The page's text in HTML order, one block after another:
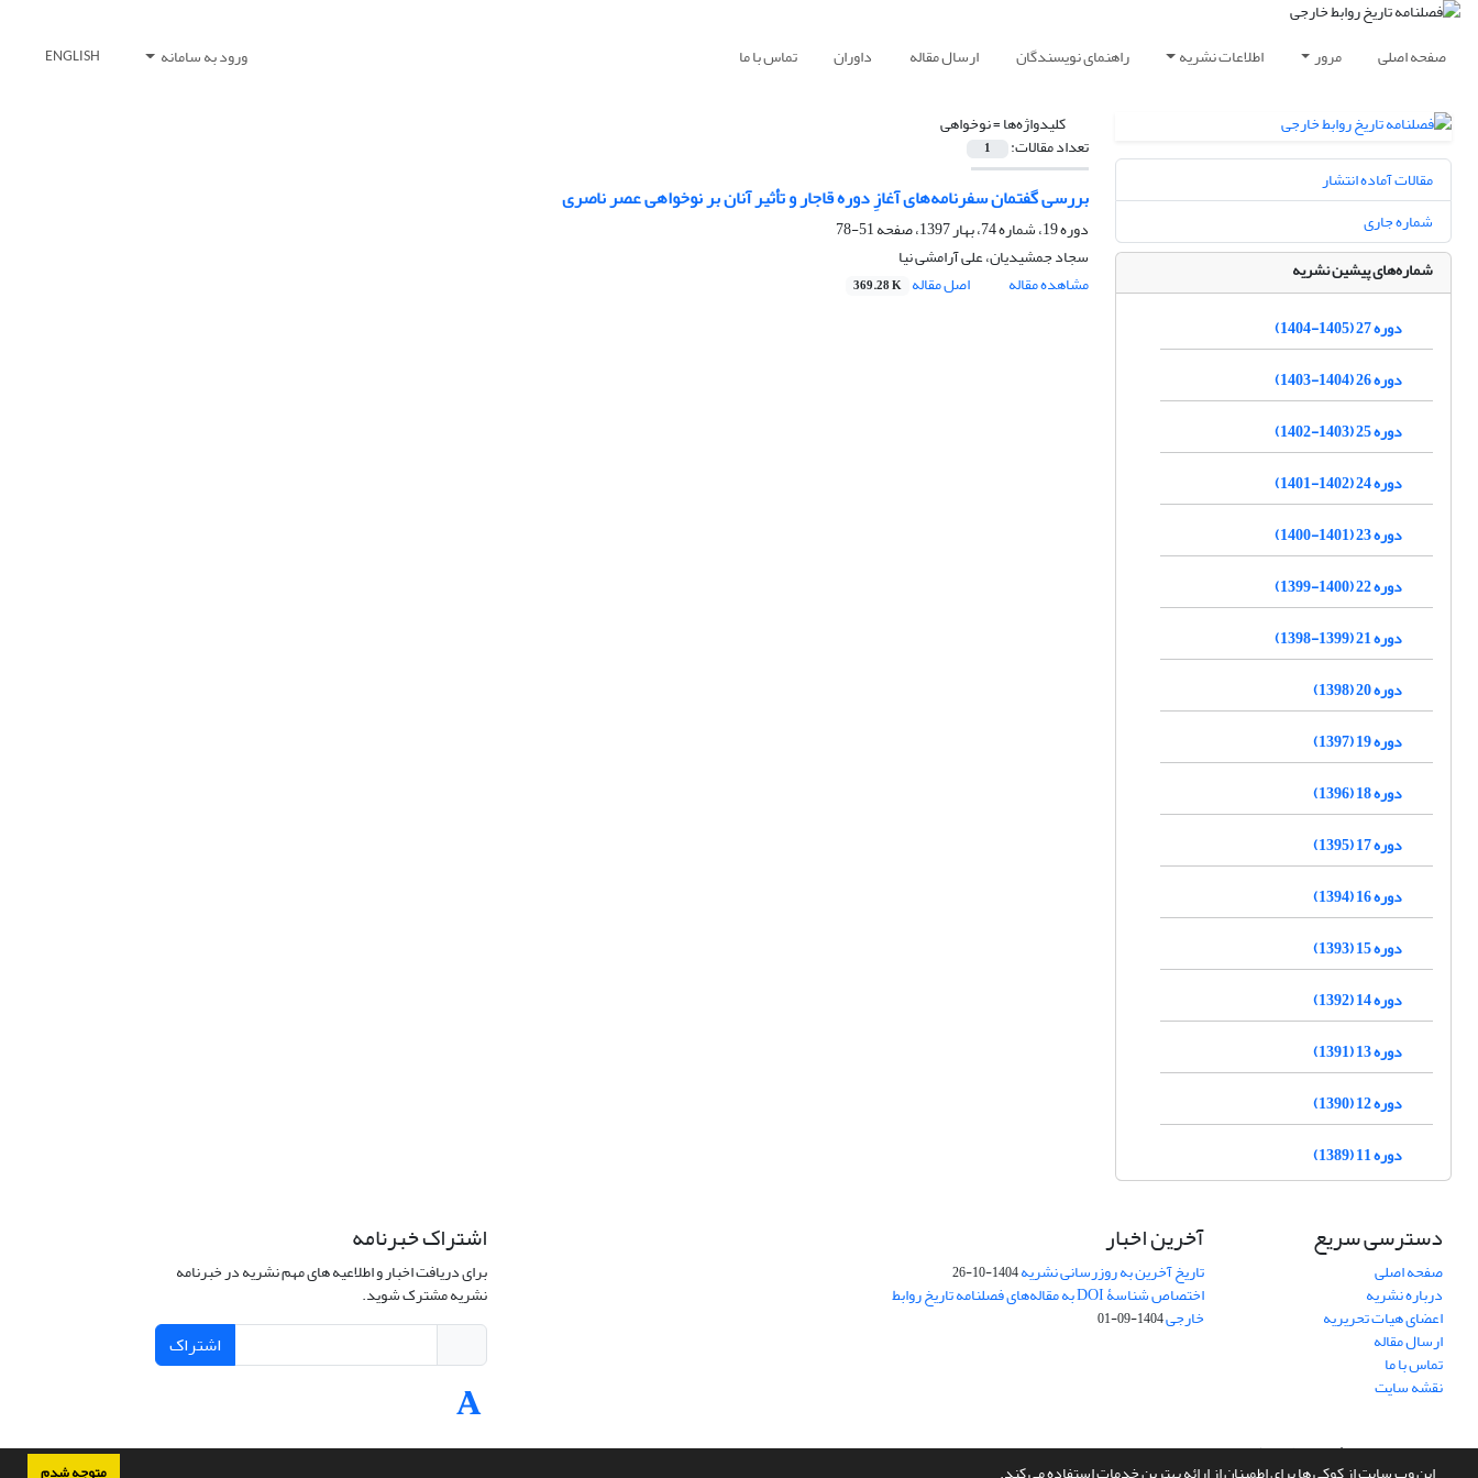
صفحه اصلی مرور اطلاعات نشریه راهنمای نویسندگان ارسال مقاله داوران تماس با ما ورود به سامانه ENGLISH
کلیدواژه‌ها =نوخواهی
تعداد مقالات: 1
بررسی گفتمان سفرنامه‌های آغازِ دوره قاجار و تأثیر آنان بر نوخواهی عصر ناصری
دوره 19، شماره 74، بهار 1397، صفحه
51-78
سجاد جمشیدیان، علی آرامشی نیا
مشاهده مقاله
اصل مقاله 369.28 K
مقالات آماده انتشار
شماره جاری
شماره‌های پیشین نشریه
دوره 27 (1405-1404)
دوره 26 (1404-1403)
دوره 25 (1403-1402)
دوره 24 (1402-1401)
دوره 23 (1401-1400)
دوره 22 (1400-1399)
دوره 21 (1399-1398)
دوره 20 (1398)
دوره 19 (1397)
دوره 18 (1396)
دوره 17 (1395)
دوره 16 (1394)
دوره 15 (1393)
دوره 14 (1392)
دوره 13 (1391)
دوره 12 (1390)
دوره 11 (1389)
دسترسی سریع
صفحه اصلی
درباره نشریه
اعضای هیات تحریریه
ارسال مقاله
تماس با ما
نقشه سایت
آخرین اخبار
تاریخ آخرین به روزرسانی نشریه1404-10-26
اختصاص شناسۀ DOI به مقاله‌های فصلنامه تاریخ روابط
خارجی1404-09-01
اشتراک خبرنامه
برای دریافت اخبار و اطلاعیه های مهم نشریه در خبرنامه
نشریه مشترک شوید.
اشتراک
سامانه مدیریت نشریات علمی.طراحی و پیاده سازی ازسیناوب